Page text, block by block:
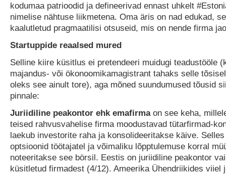
kodumaa patrioodid ja defineerivad ennast uhkelt
nimelise nähtuse liikmetena. Oma äris on nad edukad,
kaalutletud pragmaatilisi otsuseid, mis on nende firma
Startuppide reaalsed mured
Selline kiire küsitlus ei pretendeeri muidugi teadustööle
majandus- või ökonoomikamagistrant tahaks selle
oleks see ainult tore), aga mõned suundumused tõusid
pinnale:
Juriidiline peakontor ehk emafirmaon see keha,
teised rahvusvahelise firma moodustavad tütarfirmad-
laekub investorite raha ja konsolideeritakse käive.
optsioonid töötajatel ja võimaliku lõpptulemuse korral
noteeritakse see börsil. Eestis on juriidiline peakontor
küsitletud firmadest (4/12). Ameerika Ühendriikides viiel